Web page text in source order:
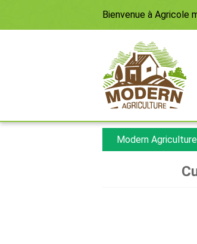
Bienvenue à Agricole
Modern Agriculture